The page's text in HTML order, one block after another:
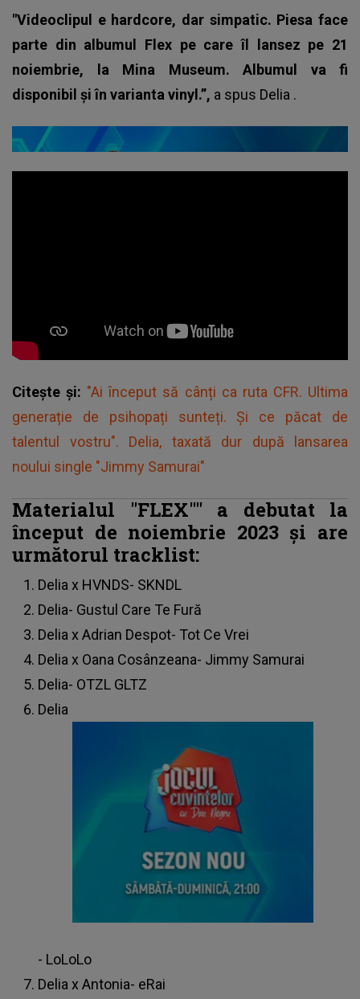
"Videoclipul e hardcore, dar simpatic. Piesa face
parte din albumul Flex pe care îl lansez pe 21
noiembrie, la Mina Museum. Albumul va fi
disponibil și în varianta vinyl.”, a spus Delia .
Citește și: "Ai început să cânți ca ruta CFR. Ultima
generație de psihopați sunteți. Și ce păcat de
talentul vostru". Delia, taxată dur după lansarea
noului single "Jimmy Samurai"
Materialul "FLEX"" a debutat la
început de noiembrie 2023 şi are
următorul tracklist:
Delia x HVNDS- SKNDL
Delia- Gustul Care Te Fură
Delia x Adrian Despot- Tot Ce Vrei
Delia x Oana Cosânzeana- Jimmy Samurai
Delia- OTZL GLTZ
Delia
- LoLoLo
Delia x Antonia- eRai